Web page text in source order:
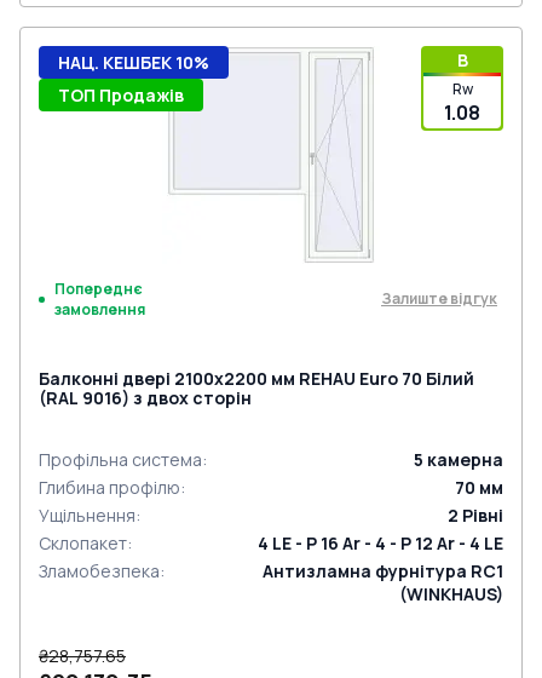
B
Rw
1.08
НАЦ. КЕШБЕК 10%
ТОП Продажів
Попереднє
замовлення
Залиште відгук
Балконні двері 2100x2200 мм REHAU Euro 70 Білий
(RAL 9016) з двох сторін
Профільна система: 5 камерна
Глибина профілю: 70 мм
Ущільнення: 2 Рівні
Склопакет:
4 LE - P 16 Ar - 4 - P 12 Ar - 4 LE
Зламобезпека:
Антизламна фурнітура RC1
(WINKHAUS)
₴28,757.65